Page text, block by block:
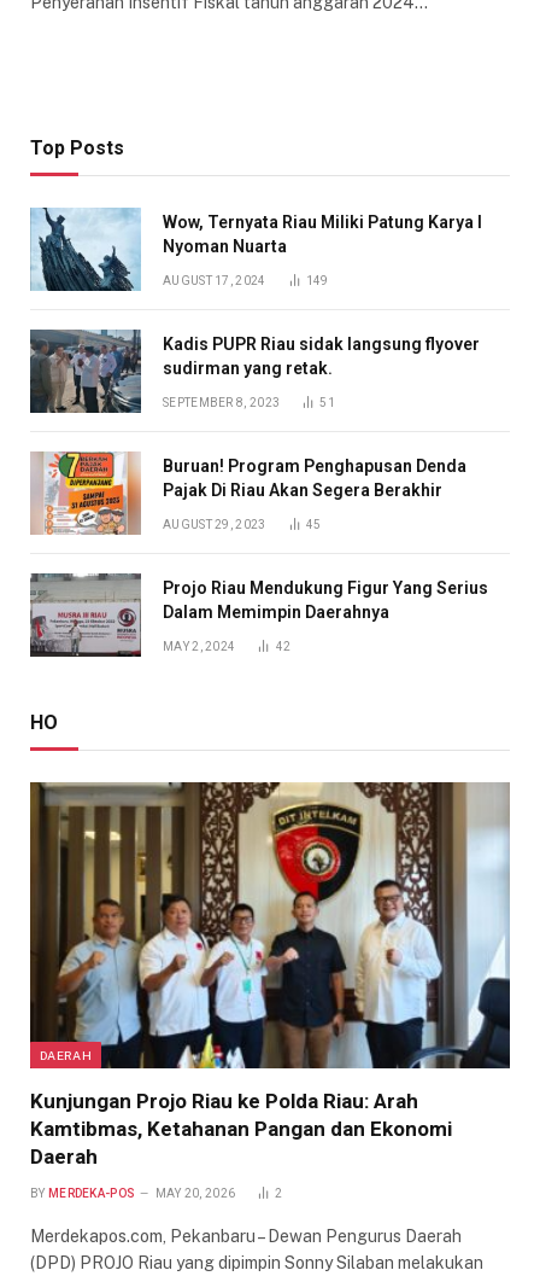
Top Posts
Wow, Ternyata Riau Miliki Patung Karya I
Nyoman Nuarta
AUGUST 17, 2024 149
Kadis PUPR Riau sidak langsung flyover
sudirman yang retak.
SEPTEMBER 8, 2023 51
Buruan! Program Penghapusan Denda
Pajak Di Riau Akan Segera Berakhir
AUGUST 29, 2023 45
Projo Riau Mendukung Figur Yang Serius
Dalam Memimpin Daerahnya
MAY 2, 2024 42
HO
DAERAH
Kunjungan Projo Riau ke Polda Riau: Arah
Kamtibmas, Ketahanan Pangan dan Ekonomi
Daerah
BY MERDEKA-POS MAY 20, 2026 2
Merdekapos.com, Pekanbaru – Dewan Pengurus Daerah
(DPD) PROJO Riau yang dipimpin Sonny Silaban melakukan